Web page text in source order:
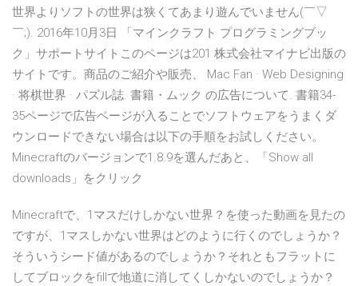
世界よりソフトの世界は狭くてあまり遊んでいません(￣▽
￣;). 2016年10月3日 「マインクラフト プログラミングブッ
ク」サポートサイトこのページは201 株式会社マイナビ出版の
サイトです。商品のご紹介や販売、 Mac Fan · Web Designing
· 将棋世界 · パズル誌. 書籍・ムック の広告について. 書籍34-
35ページで広告ページが入ることでソフトウェアをうまくダ
ウンロードできない場合は以下の手順をお試しください。
Minecraftのバージョンで1.8.9を選んだあと、「Show all
downloads」をクリック
Minecraftで、1マスだけしかない世界？を使った動画を見たの
ですが、1マスしかない世界はどのように行くのでしょうか？
そういうシード値があるのでしょうか？それともフラットに
してブロックをfillで地道に消してくしかないのでしょうか？